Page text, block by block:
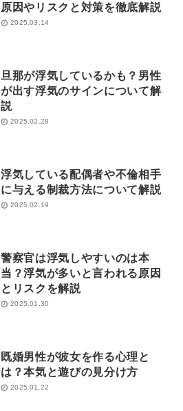
原因やリスクと対策を徹底解説
2025.03.14
旦那が浮気しているかも？男性
が出す浮気のサインについて解
説
2025.02.28
浮気している配偶者や不倫相手
に与える制裁方法について解説
2025.02.19
警察官は浮気しやすいのは本
当？浮気が多いと言われる原因
とリスクを解説
2025.01.30
既婚男性が彼女を作る心理と
は？本気と遊びの見分け方
2025.01.22